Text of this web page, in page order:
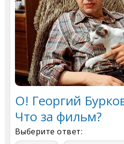
О! Георгий
Что за фильм?
Выберите ответ: